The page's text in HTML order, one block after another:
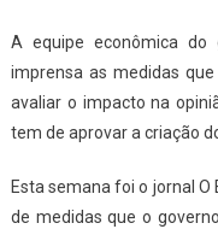
A equipe econômica do
imprensa as medidas
avaliar o impacto na
tem de aprovar a criação
Esta semana foi o jornal
de medidas que o